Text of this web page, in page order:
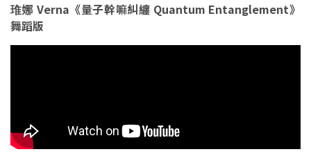
琟娜 Verna《量子幹嘛糾纏 Quantum Entanglement》
舞蹈版